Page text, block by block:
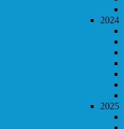
2024
2025